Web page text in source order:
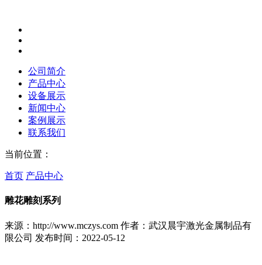
公司简介
产品中心
设备展示
新闻中心
案例展示
联系我们
当前位置：
首页 产品中心
雕花雕刻系列
来源：http://www.mczys.com 作者：武汉晨宇激光金属制品有
限公司 发布时间：2022-05-12